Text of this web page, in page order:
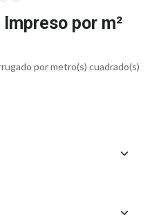
por m²
por metro(s) cuadrado(s)